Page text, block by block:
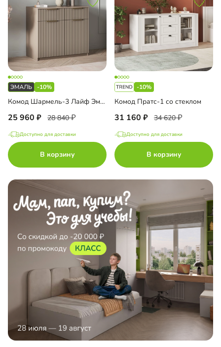
-10%
Комод Шармель-3 Лайф Эмаль
25 960 28 840
Доступно для доставки
В корзину
-10%
Комод Пратс-1 со стеклом
31 160 34 620
Доступно для доставки
В корзину